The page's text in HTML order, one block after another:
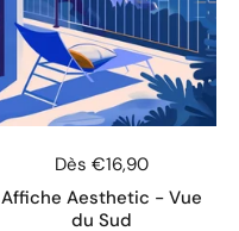
Dès €16,90
Affiche Aesthetic - Vue
du Sud